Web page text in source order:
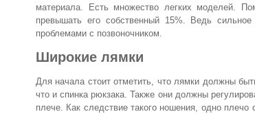
материала. Есть множество легких моделей.
превышать его собственный 15%. Ведь
проблемами с позвоночником.
Широкие лямки
Для начала стоит отметить, что лямки должны
что и спинка рюкзака. Также они должны
плече. Как следствие такого ношения, одно